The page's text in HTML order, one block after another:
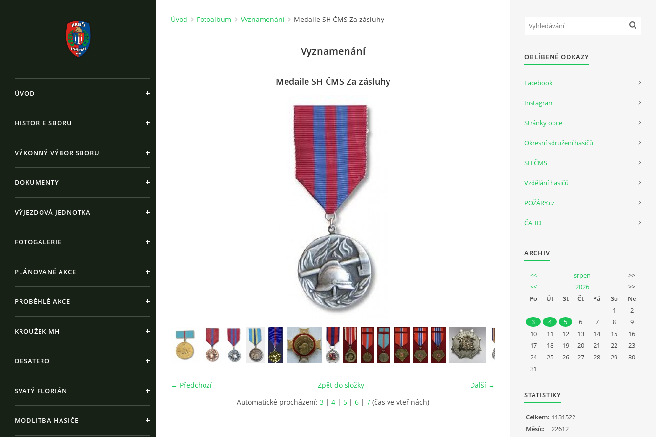
ÚVOD
HISTORIE SBORU
VÝKONNÝ VÝBOR SBORU
DOKUMENTY
VÝJEZDOVÁ JEDNOTKA
FOTOGALERIE
PLÁNOVANÉ AKCE
PROBĚHLÉ AKCE
KROUŽEK MH
DESATERO
SVATÝ FLORIÁN
MODLITBA HASIČE
Úvod Fotoalbum Vyznamenání Medaile SH ČMS Za zásluhy
Vyznamenání
Medaile SH ČMS Za zásluhy
← Předchozí Další →
Zpět do složky
Automatické procházení: 3 | 4 | 5 | 6 | 7 (čas ve vteřinách)
OBLÍBENÉ ODKAZY
Facebook
Instagram
Stránky obce
Okresní sdružení hasičů
SH ČMS
Vzdělání hasičů
POŽÁRY.cz
ČAHD
ARCHIV
<< srpen
>>
<<
2026
>>
Po
Út St Čt Pá So
Ne
1
2
3
4 5 6 7 8
9
10
11 12 13 14 15
16
17
18 19 20 21 22
23
24
25 26 27 28 29
30
31
STATISTIKY
Celkem: 1131522
Měsíc:
22612